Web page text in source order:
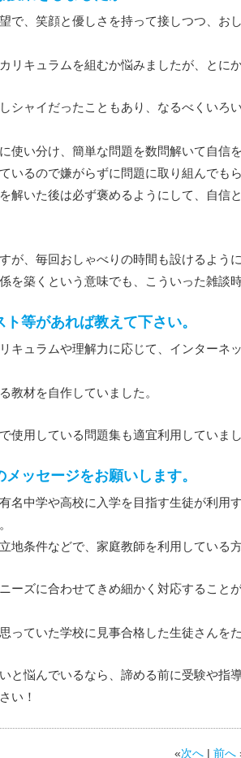
で、笑顔と優しさを持って接しつつ、お
リキュラムを組むか悩みましたが、とに
シャイだったこともあり、なるべくいろ
使い分け、簡単な問題を数問解いて自信
いるので嫌がらずに問題に取り組んでも
解いた後は必ず褒めるようにして、自信
が、毎回おしゃべりの時間も設けるよう
を築くという意味でも、こういった雑談
等があれば教えて下さい。
キュラムや理解力に応じて、インターネ
教材を自作していました。
使用している問題集も適宜利用していまし
ッセージをお願いします。
名中学や高校に入学を目指す生徒が利用
地条件などで、家庭教師を利用している
ーズに合わせてきめ細かく対応すること
っていた学校に見事合格した生徒さんを
と悩んでいるなら、諦める前に受験や指
い！
«次へ | 前へ